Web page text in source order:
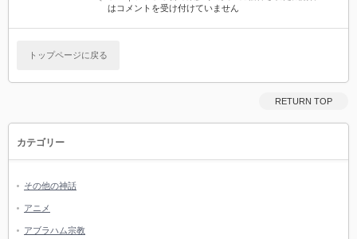
は コメントを受け付けていません
トップページに戻る
RETURN TOP
カテゴリー
その他の神話
アニメ
アブラハム宗教